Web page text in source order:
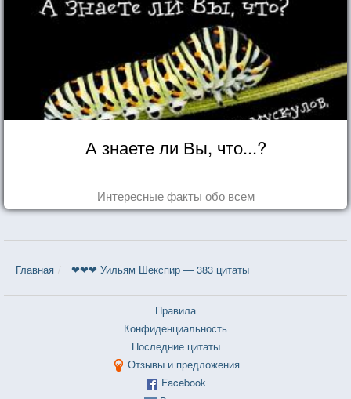
А знаете ли Вы, что...?
Интересные факты обо всем
Главная ❤❤❤ Уильям Шекспир — 383 цитаты
Правила
Конфиденциальность
Последние цитаты
Отзывы и предложения
Facebook